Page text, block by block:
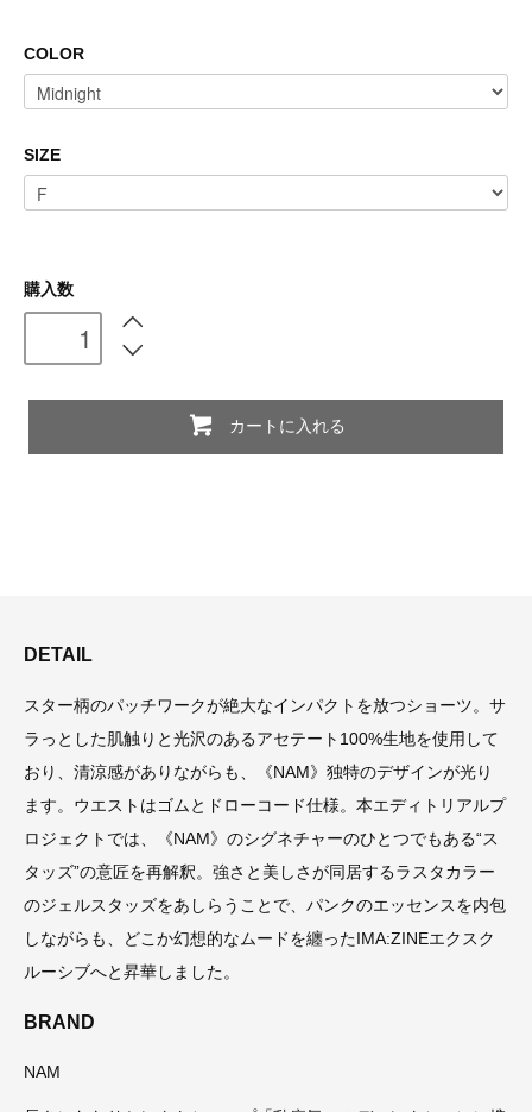
COLOR
SIZE
購入数
カートに入れる
DETAIL
スター柄のパッチワークが絶大なインパクトを放つショーツ。サ
ラっとした肌触りと光沢のあるアセテート100%生地を使用して
おり、清涼感がありながらも、《NAM》独特のデザインが光り
ます。ウエストはゴムとドローコード仕様。本エディトリアルプ
ロジェクトでは、《NAM》のシグネチャーのひとつでもある“ス
タッズ”の意匠を再解釈。強さと美しさが同居するラスタカラー
のジェルスタッズをあしらうことで、パンクのエッセンスを内包
しながらも、どこか幻想的なムードを纏ったIMA:ZINEエクスク
ルーシブへと昇華しました。
BRAND
NAM